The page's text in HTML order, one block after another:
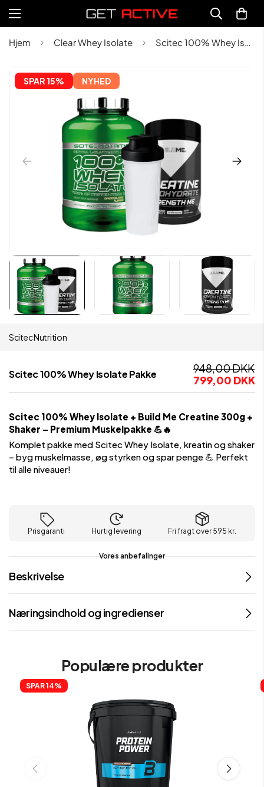
Hjem Clear Whey Isolate Scitec 100% Whey Isolate Pakke
SPAR 15% NYHED
Scitec Nutrition
Scitec 100% Whey Isolate Pakke
948,00 DKK
799,00 DKK
Scitec 100% Whey Isolate + Build Me Creatine 300g +
Shaker – Premium Muskelpakke 💪🔥
Komplet pakke med Scitec Whey Isolate, kreatin og shaker
– byg muskelmasse, øg styrken og spar penge 💪 Perfekt
til alle niveauer!
Prisgaranti Hurtig levering Fri fragt over 595 kr.
Vores anbefalinger
Beskrivelse
Næringsindhold og ingredienser
Populære produkter
SPAR 14%